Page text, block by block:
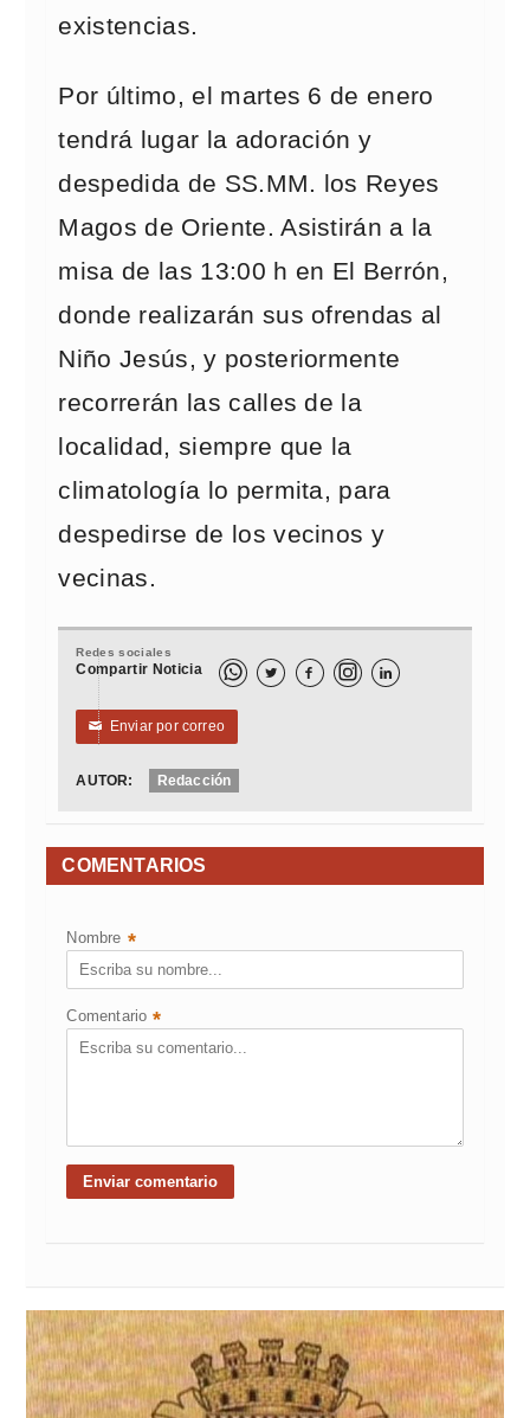
existencias.
Por último, el martes 6 de enero
tendrá lugar la adoración y
despedida de SS.MM. los Reyes
Magos de Oriente. Asistirán a la
misa de las 13:00 h en El Berrón,
donde realizarán sus ofrendas al
Niño Jesús, y posteriormente
recorrerán las calles de la
localidad, siempre que la
climatología lo permita, para
despedirse de los vecinos y
vecinas.
Redes sociales
Compartir Noticia   
✉ Enviar por correo
AUTOR: Redacción
COMENTARIOS
Nombre *
Comentario *